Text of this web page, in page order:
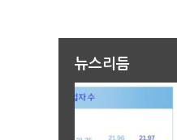
뉴스리듬